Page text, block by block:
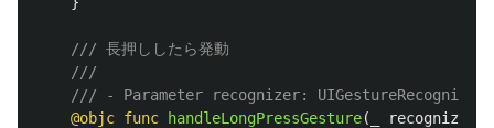
/// 長押ししたら発動
///
/// - Parameter recognizer: UIGestureRecognizer
@objc func handleLongPressGesture( recognizer